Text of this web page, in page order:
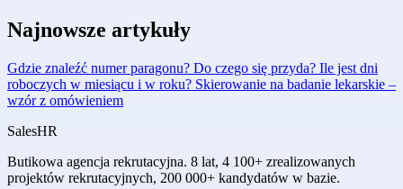
Najnowsze artykuły
Gdzie znaleźć numer paragonu? Do czego się przyda? Ile jest dni
roboczych w miesiącu i w roku? Skierowanie na badanie lekarskie –
wzór z omówieniem
SalesHR
Butikowa agencja rekrutacyjna. 8 lat, 4 100+ zrealizowanych
projektów rekrutacyjnych, 200 000+ kandydatów w bazie.